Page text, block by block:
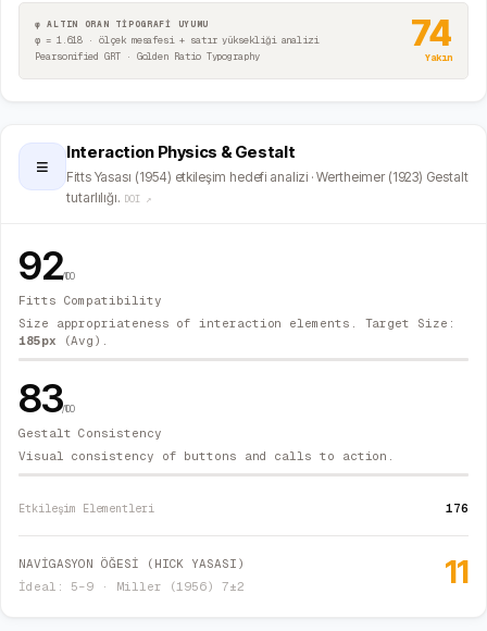
φ ALTIN ORAN TİPOGRAFİ UYUMU
φ = 1.618 · ölçek mesafesi + satır yüksekliği analizi
Pearsonified GRT · Golden Ratio Typography
74
Yakın
≡
Interaction Physics & Gestalt
Fitts Yasası (1954) etkileşim hedefi analizi · Wertheimer (1923) Gestalt
tutarlılığı. DOI ↗
92/100
Fitts Compatibility
Size appropriateness of interaction elements. Target Size:
185px (Avg).
83/100
Gestalt Consistency
Visual consistency of buttons and calls to action.
Etkileşim Elementleri 176
NAVİGASYON ÖĞESİ (HICK YASASI)
İdeal: 5–9 · Miller (1956) 7±2
11